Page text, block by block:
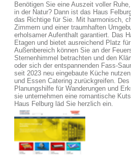
Benötigen Sie eine Auszeit voller
in der Natur? Dann ist das Haus
das Richtige für Sie. Mit harmonisch,
Zimmern und einer traumhaften
erholsamer Aufenthalt garantiert. Das
Etagen und bietet ausreichend Platz
Außenbereich können Sie an der
Sternenhimmel betrachten und den
oder sich der entspannenden Fass-
seit 2023 neu eingebaute Küche
und Essen Catering zurückgreifen.
Planungshilfe für Wanderungen und
sie unternehmen eine romantische
Haus Felburg läd Sie herzlich ein.